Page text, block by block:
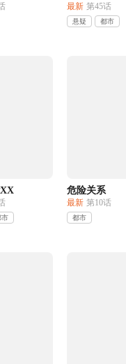
最新 第45话
悬疑 都市
市
危险关系
最新 第10话
都市